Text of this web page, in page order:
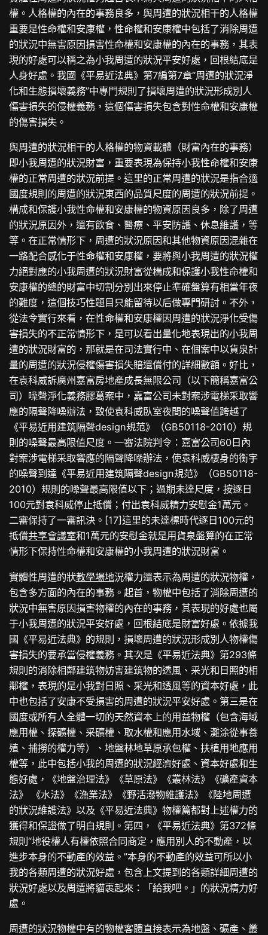
權。人格權的內在的事務良多，與周遭的狀況相干的人格權
重要是性命權和安康權，性命權和安康權中包括了消除周遭
的狀況中無害原因損害性命權和安康權的內在的事務，其表
現的好處可以稱之為小我周遭的狀況平安好處，回根結底是
人身好處。我國《平易近法典》第7編第7章“周遭的狀況淨
化和生態損壞義務”中專門規則了損壞周遭的狀況形成別人
傷害損失的侵權義務，這個傷害損失包含對性命權和安康權
的傷害損失。
與周遭的狀況相干的人格權的物資載體（財富內在的事務）
即小我周遭的狀況財富，重要表現為保持小我性命權和安康
權的正常周遭的狀況前提。這里的正常周遭的狀況是指合適
國度規則的周遭的狀況東西的品質尺度的周遭的狀況前提。
構成和保護小我性命權和安康權的物資原因良多，除了周遭
的狀況原因外，還有飲食、醫療、平安防護、休息維護，等
等。在正常情形下，周遭的狀況原因和其他物資原因混雜在
一路配合感化于性命權和安康權，要將與小我周遭的狀況權
力絕對應的小我周遭的狀況財富從構成和保護小我性命權和
安康權的總的財富中切割分別出來停止準確盤算有相當年夜
的難度，這個技巧性題目只能留待以后做專門研討。不外，
從法令實行來看，在性命權和安康權因周遭的狀況淨化受傷
害損失的不正常情形下，是可以看出量化地表現出的小我周
遭的狀況財富的，那就是在司法實行中、在個案中以貨泉計
量的周遭的狀況侵權傷害損失賠還償付的詳細數額。好比，
在袁科威訴廣州嘉富房地產成長無限公司（以下簡稱嘉富公
司）噪聲淨化義務膠葛案中，嘉富公司未對案涉電梯采取響
應的隔聲降噪辦法，致使袁科威臥室夜間的噪聲值跨越了
《平易近用建筑隔聲design規范》（GB50118-2010）規
則的噪聲最高限值尺度。一審法院判令：嘉富公司60日內
對案涉電梯采取響應的隔聲降噪辦法，使袁科威棲身的衡宇
的噪聲到達《平易近用建筑隔聲design規范》（GB50118-
2010）規則的噪聲最高限值以下；過期未達尺度，按逐日
100元對袁科威停止抵償；付出袁科威精力安慰金1萬元。
二審保持了一審訊決。[17]這里的未達標時代逐日100元的
抵償共享會議室和1萬元的安慰金就是用貨泉盤算的在正常
情形下保持性命權和安康權的小我周遭的狀況財富。
實體性周遭的狀教學場地況權力還表示為周遭的狀況物權，
包含多方面的內在的事務。起首，物權中包括了消除周遭的
狀況中無害原因損害物權的內在的事務，其表現的好處也屬
于小我周遭的狀況平安好處，回根結底是財富好處。依據我
國《平易近法典》的規則，損壞周遭的狀況形成別人物權傷
害損失的要承當侵權義務。其次是《平易近法典》第293條
規則的消除相鄰建筑物妨害建筑物的透風、采光和日照的相
鄰權，表現的是小我對日照、采光和透風等的資本好處，此
中也包括了安康不受損害的周遭的狀況平安好處。第三是在
國度或所有人全體一切的天然資本上的用益物權（包含海域
應用權、探礦權、采礦權、取水權和應用水域、灘涂從事養
殖、捕撈的權力等）、地盤林地草原承包權、扶植用地應用
權等，此中包括小我的周遭的狀況經濟好處、資本好處和生
態好處，《地盤治理法》《草原法》《叢林法》《礦產資本
法》 《水法》《漁業法》《野活潑物維護法》《陸地周遭
的狀況維護法》以及《平易近法典》物權篇都對上述權力的
獲得和保證做了明白規則。第四，《平易近法典》第372條
規則“地役權人有權依照合同商定，應用別人的不動產，以
進步本身的不動產的效益。”本身的不動產的效益可所以小
我的各類周遭的狀況好處，包含上文提到的各類詳細周遭的
狀況好處以及周遭將貓裹起來：「給我吧。」的狀況精力好
處。
周遭的狀況物權中有的物權客體直接表示為地盤、礦產、叢